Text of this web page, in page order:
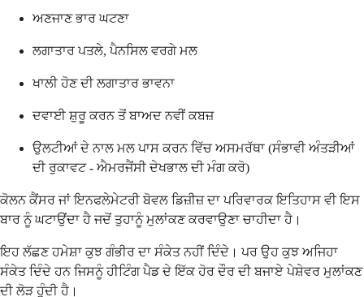
ਅਣਜਾਣ ਭਾਰ ਘਟਣਾ
ਲਗਾਤਾਰ ਪਤਲੇ, ਪੈਨਸਿਲ ਵਰਗੇ ਮਲ
ਖਾਲੀ ਹੋਣ ਦੀ ਲਗਾਤਾਰ ਭਾਵਨਾ
ਦਵਾਈ ਸ਼ੁਰੂ ਕਰਨ ਤੋਂ ਬਾਅਦ ਨਵੀਂ ਕਬਜ਼
ਉਲਟੀਆਂ ਦੇ ਨਾਲ ਮਲ ਪਾਸ ਕਰਨ ਵਿੱਚ ਅਸਮਰੱਥਾ (ਸੰਭਾਵੀ ਅੰਤੜੀਆਂ
ਦੀ ਰੁਕਾਵਟ - ਐਮਰਜੈਂਸੀ ਦੇਖਭਾਲ ਦੀ ਮੰਗ ਕਰੋ)
ਕੋਲਨ ਕੈਂਸਰ ਜਾਂ ਇਨਫਲੇਮੇਟਰੀ ਬੋਵਲ ਡਿਜ਼ੀਜ਼ ਦਾ ਪਰਿਵਾਰਕ ਇਤਿਹਾਸ ਵੀ ਇਸ
ਬਾਰ ਨੂੰ ਘਟਾਉਂਦਾ ਹੈ ਜਦੋਂ ਤੁਹਾਨੂੰ ਮੁਲਾਂਕਣ ਕਰਵਾਉਣਾ ਚਾਹੀਦਾ ਹੈ।
ਇਹ ਲੱਛਣ ਹਮੇਸ਼ਾ ਕੁਝ ਗੰਭੀਰ ਦਾ ਸੰਕੇਤ ਨਹੀਂ ਦਿੰਦੇ। ਪਰ ਉਹ ਕੁਝ ਅਜਿਹਾ
ਸੰਕੇਤ ਦਿੰਦੇ ਹਨ ਜਿਸਨੂੰ ਹੀਟਿੰਗ ਪੈਡ ਦੇ ਇੱਕ ਹੋਰ ਦੌਰ ਦੀ ਬਜਾਏ ਪੇਸ਼ੇਵਰ ਮੁਲਾਂਕਣ
ਦੀ ਲੋੜ ਹੁੰਦੀ ਹੈ।